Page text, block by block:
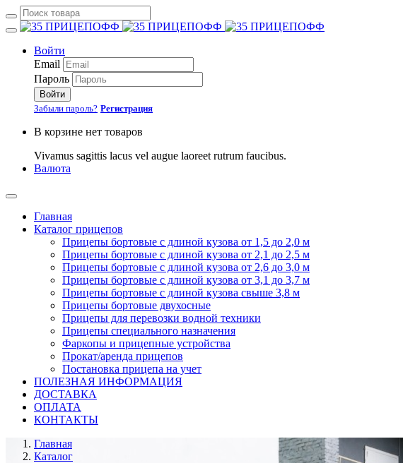
Войти
Email
Пароль
Войти
Забыли пароль? Регистрация
В корзине нет товаров
Vivamus sagittis lacus vel augue laoreet rutrum faucibus.
Валюта
Главная
Каталог прицепов
Прицепы бортовые с длиной кузова от 1,5 до 2,0 м
Прицепы бортовые с длиной кузова от 2,1 до 2,5 м
Прицепы бортовые с длиной кузова от 2,6 до 3,0 м
Прицепы бортовые с длиной кузова от 3,1 до 3,7 м
Прицепы бортовые с длиной кузова свыше 3,8 м
Прицепы бортовые двухосные
Прицепы для перевозки водной техники
Прицепы специального назначения
Фаркопы и прицепные устройства
Прокат/аренда прицепов
Постановка прицепа на учет
ПОЛЕЗНАЯ ИНФОРМАЦИЯ
ДОСТАВКА
ОПЛАТА
КОНТАКТЫ
Главная
Каталог